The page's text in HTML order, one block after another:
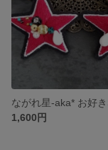
1,600円